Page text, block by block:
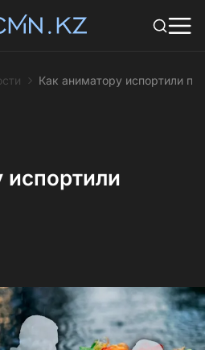
Как аниматору испортили
испортили